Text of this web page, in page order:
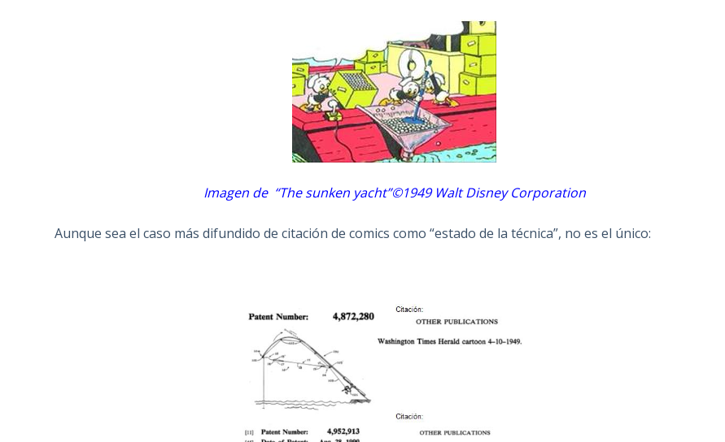
Imagen de “The sunken yacht”©1949 Walt Disney Corporation
Aunque sea el caso más difundido de citación de comics como “estado de la técnica”, no es el único: